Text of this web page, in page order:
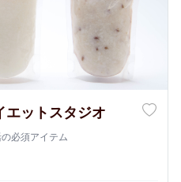
エットスタジオ
必須アイテム